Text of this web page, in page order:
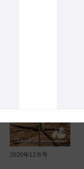
2020年12月号